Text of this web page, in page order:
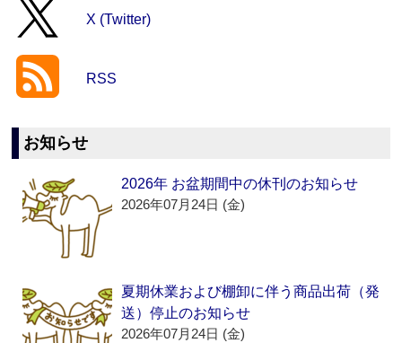
X (Twitter)
RSS
お知らせ
2026年 お盆期間中の休刊のお知らせ
2026年07月24日 (金)
夏期休業および棚卸に伴う商品出荷（発
送）停止のお知らせ
2026年07月24日 (金)